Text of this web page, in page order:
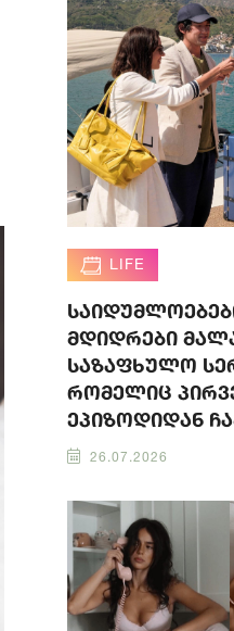
LIFE
მდიდრები
საზაფხულო
რომელიც
ეპიზოდიდან
26.07.2026